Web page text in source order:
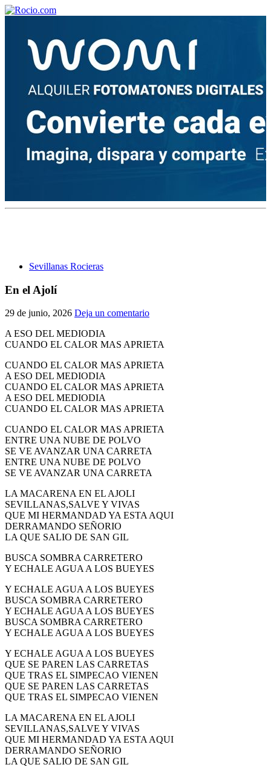
Sevillanas Rocieras
En el Ajolí
29 de junio, 2026 Deja un comentario
A ESO DEL MEDIODIA
CUANDO EL CALOR MAS APRIETA
CUANDO EL CALOR MAS APRIETA
A ESO DEL MEDIODIA
CUANDO EL CALOR MAS APRIETA
A ESO DEL MEDIODIA
CUANDO EL CALOR MAS APRIETA
CUANDO EL CALOR MAS APRIETA
ENTRE UNA NUBE DE POLVO
SE VE AVANZAR UNA CARRETA
ENTRE UNA NUBE DE POLVO
SE VE AVANZAR UNA CARRETA
LA MACARENA EN EL AJOLI
SEVILLANAS,SALVE Y VIVAS
QUE MI HERMANDAD YA ESTA AQUI
DERRAMANDO SEÑORIO
LA QUE SALIO DE SAN GIL
BUSCA SOMBRA CARRETERO
Y ECHALE AGUA A LOS BUEYES
Y ECHALE AGUA A LOS BUEYES
BUSCA SOMBRA CARRETERO
Y ECHALE AGUA A LOS BUEYES
BUSCA SOMBRA CARRETERO
Y ECHALE AGUA A LOS BUEYES
Y ECHALE AGUA A LOS BUEYES
QUE SE PAREN LAS CARRETAS
QUE TRAS EL SIMPECAO VIENEN
QUE SE PAREN LAS CARRETAS
QUE TRAS EL SIMPECAO VIENEN
LA MACARENA EN EL AJOLI
SEVILLANAS,SALVE Y VIVAS
QUE MI HERMANDAD YA ESTA AQUI
DERRAMANDO SEÑORIO
LA QUE SALIO DE SAN GIL
¡Bienvenido! Soy el asistente virtual de rocio.com.
¿En qué puedo ayudarte?
¿Cuándo se construyó la primera ermita?
El traslado cada siete años
Rocío?
Quiero hacer el camino,¿que tengo que hacer?